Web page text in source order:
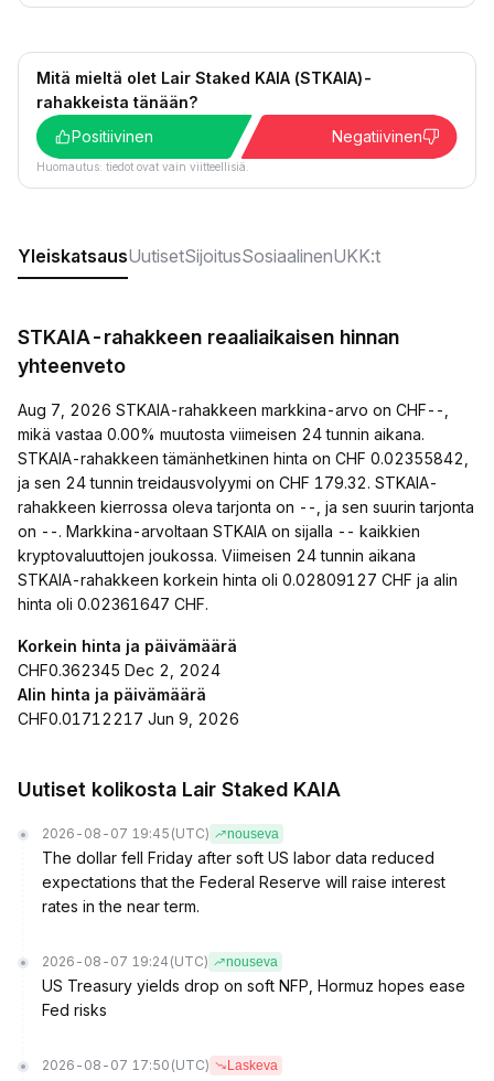
Mitä mieltä olet Lair Staked KAIA (STKAIA)-
rahakkeista tänään?
Positiivinen
Negatiivinen
Huomautus: tiedot ovat vain viitteellisiä.
YleiskatsausUutisetSijoitusSosiaalinenUKK:t
STKAIA-rahakkeen reaaliaikaisen hinnan
yhteenveto
Aug 7, 2026 STKAIA-rahakkeen markkina-arvo on CHF--,
mikä vastaa 0.00% muutosta viimeisen 24 tunnin aikana.
STKAIA-rahakkeen tämänhetkinen hinta on CHF 0.02355842,
ja sen 24 tunnin treidausvolyymi on CHF 179.32. STKAIA-
rahakkeen kierrossa oleva tarjonta on --, ja sen suurin tarjonta
on --. Markkina-arvoltaan STKAIA on sijalla -- kaikkien
kryptovaluuttojen joukossa. Viimeisen 24 tunnin aikana
STKAIA-rahakkeen korkein hinta oli 0.02809127 CHF ja alin
hinta oli 0.02361647 CHF.
Korkein hinta ja päivämäärä
CHF0.362345 Dec 2, 2024
Alin hinta ja päivämäärä
CHF0.01712217 Jun 9, 2026
Uutiset kolikosta Lair Staked KAIA
2026-08-07 19:45 (UTC) nouseva
The dollar fell Friday after soft US labor data reduced
expectations that the Federal Reserve will raise interest
rates in the near term.
2026-08-07 19:24 (UTC) nouseva
US Treasury yields drop on soft NFP, Hormuz hopes ease
Fed risks
2026-08-07 17:50 (UTC) Laskeva